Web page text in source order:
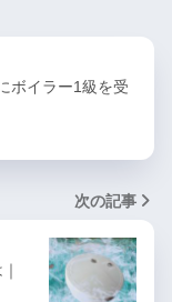
ボイラー1級を受
次の記事